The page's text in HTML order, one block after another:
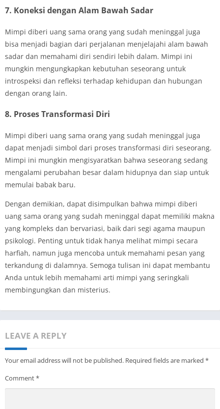
7. Koneksi dengan Alam Bawah Sadar
Mimpi diberi uang sama orang yang sudah meninggal juga
bisa menjadi bagian dari perjalanan menjelajahi alam bawah
sadar dan memahami diri sendiri lebih dalam. Mimpi ini
mungkin mengungkapkan kebutuhan seseorang untuk
introspeksi dan refleksi terhadap kehidupan dan hubungan
dengan orang lain.
8. Proses Transformasi Diri
Mimpi diberi uang sama orang yang sudah meninggal juga
dapat menjadi simbol dari proses transformasi diri seseorang.
Mimpi ini mungkin mengisyaratkan bahwa seseorang sedang
mengalami perubahan besar dalam hidupnya dan siap untuk
memulai babak baru.
Dengan demikian, dapat disimpulkan bahwa mimpi diberi
uang sama orang yang sudah meninggal dapat memiliki makna
yang kompleks dan bervariasi, baik dari segi agama maupun
psikologi. Penting untuk tidak hanya melihat mimpi secara
harfiah, namun juga mencoba untuk memahami pesan yang
terkandung di dalamnya. Semoga tulisan ini dapat membantu
Anda untuk lebih memahami arti mimpi yang seringkali
membingungkan dan misterius.
LEAVE A REPLY
Your email address will not be published. Required fields are marked *
Comment*